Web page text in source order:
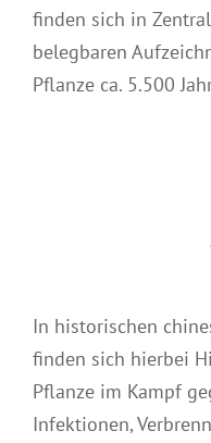
finden sich in
belegbaren
Pflanze ca. 5.500
In historischen
finden sich hierbei
Pflanze im Kampf
Infektionen,